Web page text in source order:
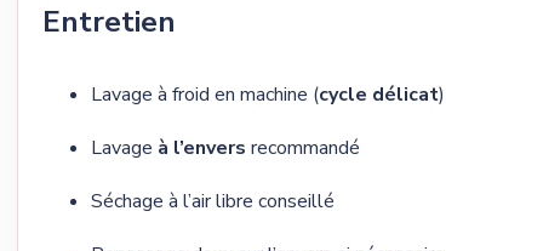
Entretien
Lavage à froid en machine (cycle délicat)
Lavage à l’envers recommandé
Séchage à l’air libre conseillé